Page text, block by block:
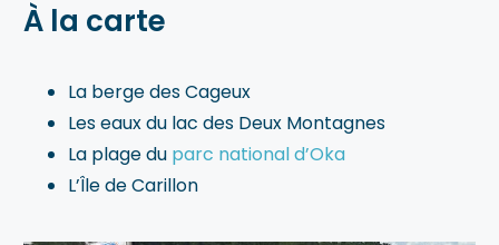
À la carte
La berge des Cageux
Les eaux du lac des Deux Montagnes
La plage du parc national d’Oka
L’Île de Carillon